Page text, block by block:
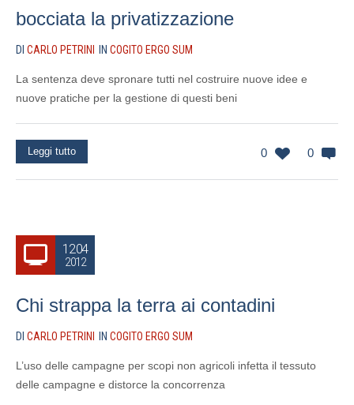
bocciata la privatizzazione
DI CARLO PETRINI IN COGITO ERGO SUM
La sentenza deve spronare tutti nel costruire nuove idee e
nuove pratiche per la gestione di questi beni
0 0
Leggi tutto
12.04
2012
Chi strappa la terra ai contadini
DI CARLO PETRINI IN COGITO ERGO SUM
L’uso delle campagne per scopi non agricoli infetta il tessuto
delle campagne e distorce la concorrenza